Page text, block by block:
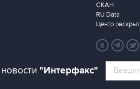
СКАН
RU Data
Центр
"Интерфакс"